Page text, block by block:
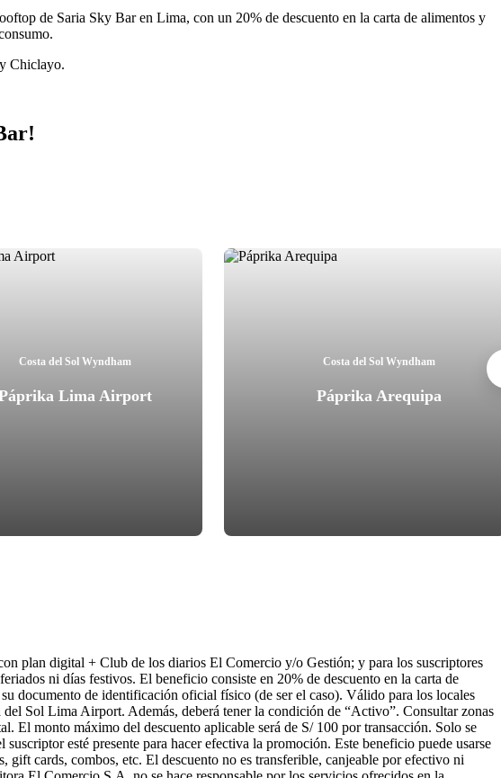
de Saria Sky Bar en Lima, con un 20% de descuento en la carta de alimentos y
Chiclayo.
Costa del Sol Wyndham
Lima Airport
Costa del Sol Wyndham
Páprika Arequipa
plan digital + Club de los diarios El Comercio y/o Gestión; y para los suscriptores
ni días festivos. El beneficio consiste en 20% de descuento en la carta de
documento de identificación oficial físico (de ser el caso). Válido para los locales
Sol Lima Airport. Además, deberá tener la condición de “Activo”. Consultar zonas
El monto máximo del descuento aplicable será de S/ 100 por transacción. Solo se
esté presente para hacer efectiva la promoción. Este beneficio puede usarse
cards, combos, etc. El descuento no es transferible, canjeable por efectivo ni